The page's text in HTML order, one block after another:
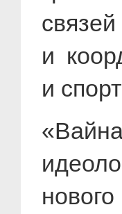
и
и